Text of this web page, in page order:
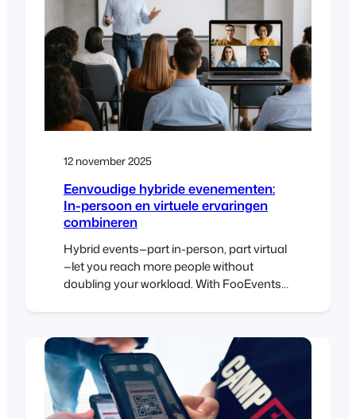
het verkeer tijdens de feestdagen
opvangen, de prestaties waarborgen en
ervoor zorgen dat de inschrijvingen soepel
blijven verlopen. Inleiding Kerstmarkten,
foto's met de kerstman […]
12 november 2025
Eenvoudige hybride evenementen:
In-persoon en virtuele ervaringen
combineren
Hybrid events—part in-person, part virtual
—let you reach more people without
doubling your workload. With FooEvents
online or at a physical venue using one
central event management system. This
post covers how to set up and manage
hybrid events that feel cohesive and…